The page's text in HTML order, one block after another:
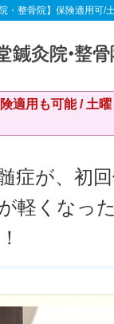
・整骨院】保険適用可/
適用も可能 / 土
症が、初
軽くなっ